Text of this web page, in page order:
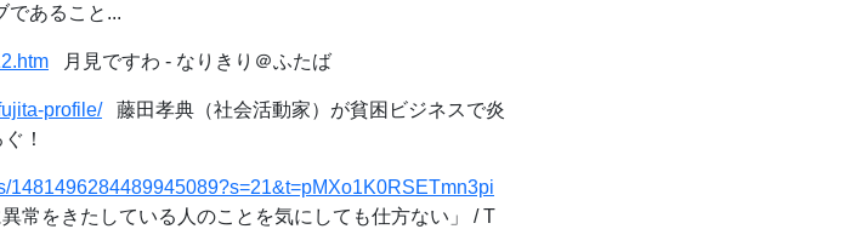
であること...
月見ですわ - なりきり＠ふたば
profile/藤田孝典（社会活動家）が貧困ビジネスで炎
！
1481496284489945089?s=21&t=pMXo1K0RSETmn3pi
常をきたしている人のことを気にしても仕方ない」 / T